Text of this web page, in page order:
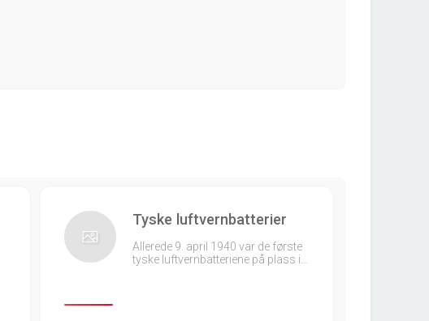
Tyske luftvernbatterier
Allerede 9. april 1940 var de første
tyske luftvernbatteriene på plass i…